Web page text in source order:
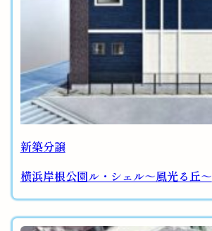
新築分譲
横浜岸根公園ル・シェル～風光る丘～